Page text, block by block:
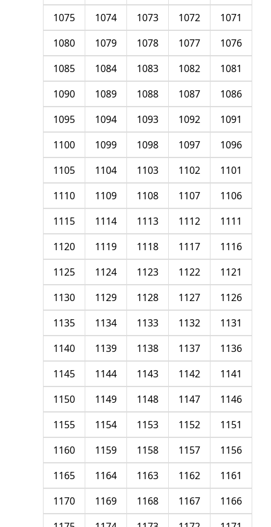
1071
1072
1073
1074
1075
1076
1077
1078
1079
1080
1081
1082
1083
1084
1085
1086
1087
1088
1089
1090
1091
1092
1093
1094
1095
1096
1097
1098
1099
1100
1101
1102
1103
1104
1105
1106
1107
1108
1109
1110
1111
1112
1113
1114
1115
1116
1117
1118
1119
1120
1121
1122
1123
1124
1125
1126
1127
1128
1129
1130
1131
1132
1133
1134
1135
1136
1137
1138
1139
1140
1141
1142
1143
1144
1145
1146
1147
1148
1149
1150
1151
1152
1153
1154
1155
1156
1157
1158
1159
1160
1161
1162
1163
1164
1165
1166
1167
1168
1169
1170